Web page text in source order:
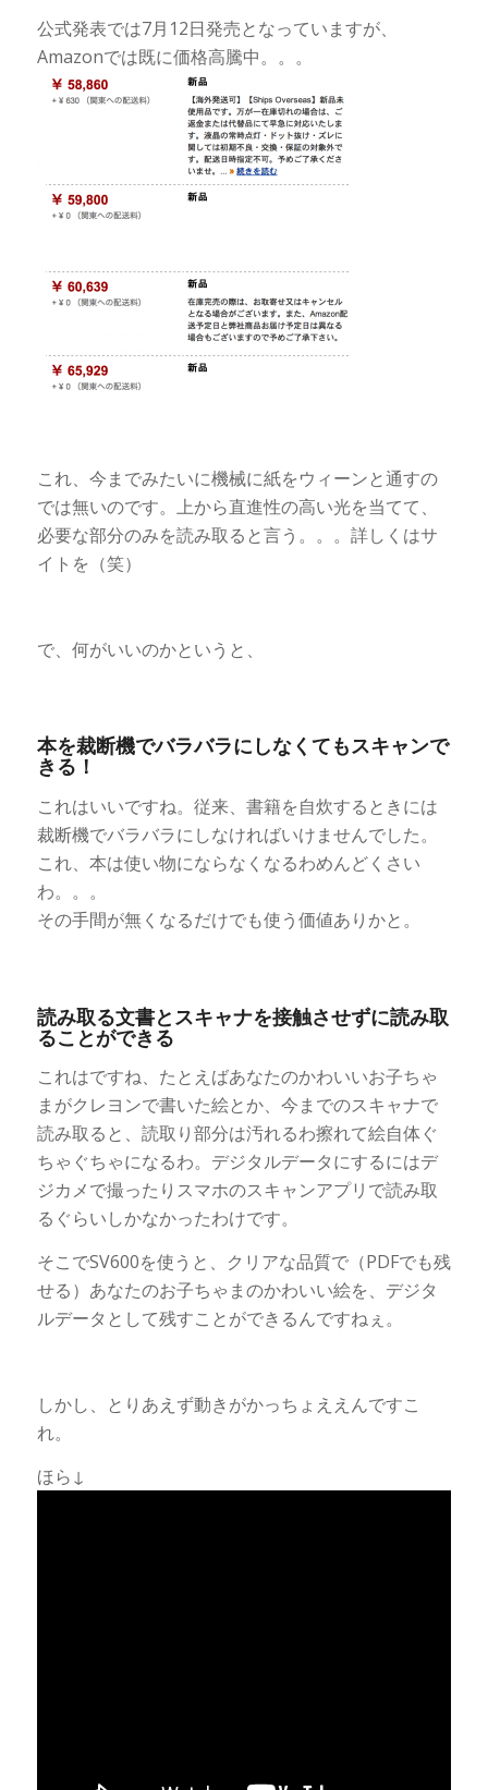
公式発表では7月12日発売となっていますが、
Amazonでは既に価格高騰中。。。
これ、今までみたいに機械に紙をウィーンと通すの
では無いのです。上から直進性の高い光を当てて、
必要な部分のみを読み取ると言う。。。詳しくはサ
イトを（笑）
で、何がいいのかというと、
本を裁断機でバラバラにしなくてもスキャンで
きる！
これはいいですね。従来、書籍を自炊するときには
裁断機でバラバラにしなければいけませんでした。
これ、本は使い物にならなくなるわめんどくさい
わ。。。
その手間が無くなるだけでも使う価値ありかと。
読み取る文書とスキャナを接触させずに読み取
ることができる
これはですね、たとえばあなたのかわいいお子ちゃ
まがクレヨンで書いた絵とか、今までのスキャナで
読み取ると、読取り部分は汚れるわ擦れて絵自体ぐ
ちゃぐちゃになるわ。デジタルデータにするにはデ
ジカメで撮ったりスマホのスキャンアプリで読み取
るぐらいしかなかったわけです。
そこでSV600を使うと、クリアな品質で（PDFでも残
せる）あなたのお子ちゃまのかわいい絵を、デジタ
ルデータとして残すことができるんですねぇ。
しかし、とりあえず動きがかっちょええんですこ
れ。
ほら↓